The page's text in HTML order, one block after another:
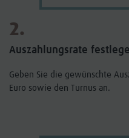
2.
Auszahlungsrate
Geben Sie die gewünschte
Euro sowie den Turnus an.